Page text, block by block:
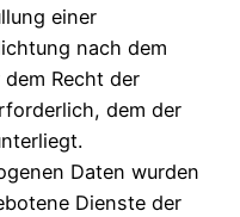
einer
nach dem
Recht der
dem der
Daten wurden
Dienste der